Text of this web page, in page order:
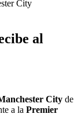
al
City de
a la Premier